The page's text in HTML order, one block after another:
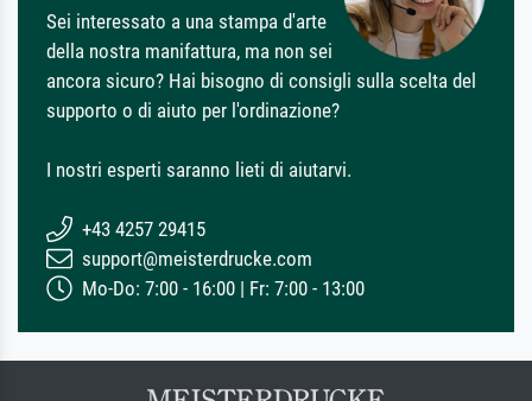
Sei interessato a una stampa d'arte
della nostra manifattura, ma non sei
ancora sicuro? Hai bisogno di consigli sulla scelta del
supporto o di aiuto per l'ordinazione?
I nostri esperti saranno lieti di aiutarvi.
+43 4257 29415
support@meisterdrucke.com
Mo-Do: 7:00 - 16:00 | Fr: 7:00 - 13:00